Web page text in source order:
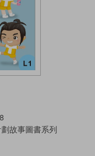
故事圖書系列